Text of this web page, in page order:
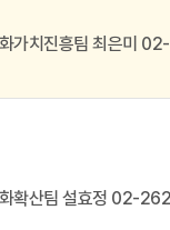
화가치진흥팀 최은
화확산팀 설효정 02-